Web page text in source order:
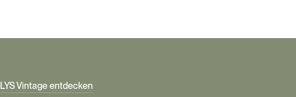
Vintage entdecken